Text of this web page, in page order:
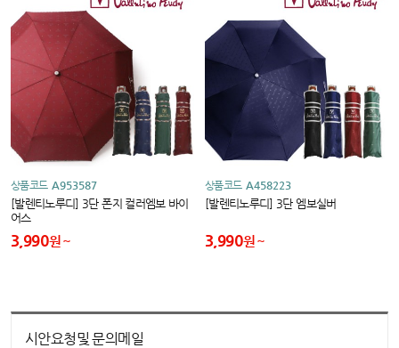
상품코드 A953587
[발렌티노루디] 3단 폰지 컬러엠보 바이
어스
3,990원
상품코드 A458223
[발렌티노루디] 3단 엠보실버
3,990원
시안요청및 문의메일